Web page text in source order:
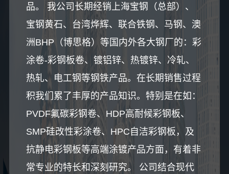
品。 我公司长期经销上海宝钢（总部）、
宝钢黄石、台湾烨辉、联合铁钢、马钢、澳
洲BHP（博思格）等国内外各大钢厂的：彩
涂卷-彩钢板卷、镀铝锌、热镀锌、冷轧、
热轧、电工钢等钢铁产品。在长期销售过程
积我们累了丰厚的产品知识。特别是在如：
PVDF氟碳彩钢卷、HDP高耐候彩钢板、
SMP硅改性彩涂卷、HPC自洁彩钢板，及
抗静电彩钢板等高端涂镀产品方面，有着非
常专业的特长和深刻研究。 公司结合现代